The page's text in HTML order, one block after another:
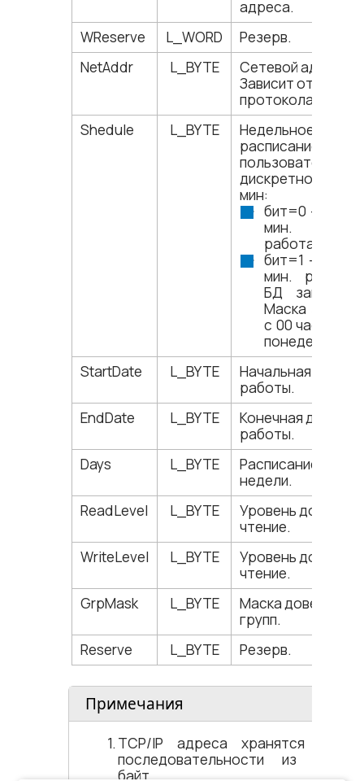
адреса.
WReserve
L_WORD
Резерв.
NetAddr
L_BYTE
Сетевой адрес.
Зависит от типа
протокола.
Shedule
L_BYTE
Недельное
расписание
пользователя с
дискретностью 30
мин:
бит=0 – в эти
мин.
работать с
бит=1 – в эти
мин.
БД
Маска
с 00 час. 00
понедельника.
StartDate
L_BYTE
Начальная дата
работы.
EndDate
L_BYTE
Конечная дата
работы.
Days
L_BYTE
Расписание по
недели.
ReadLevel
L_BYTE
Уровень доступа
чтение.
WriteLevel
L_BYTE
Уровень доступа
чтение.
GrpMask
L_BYTE
Маска доверия
групп.
Reserve
L_BYTE Резерв.
Примечания
TCP/IP адреса хранятся в
последовательности из
байт.